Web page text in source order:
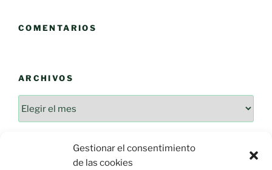
Gestionar el consentimiento
de las cookies
COMENTARIOS
ARCHIVOS